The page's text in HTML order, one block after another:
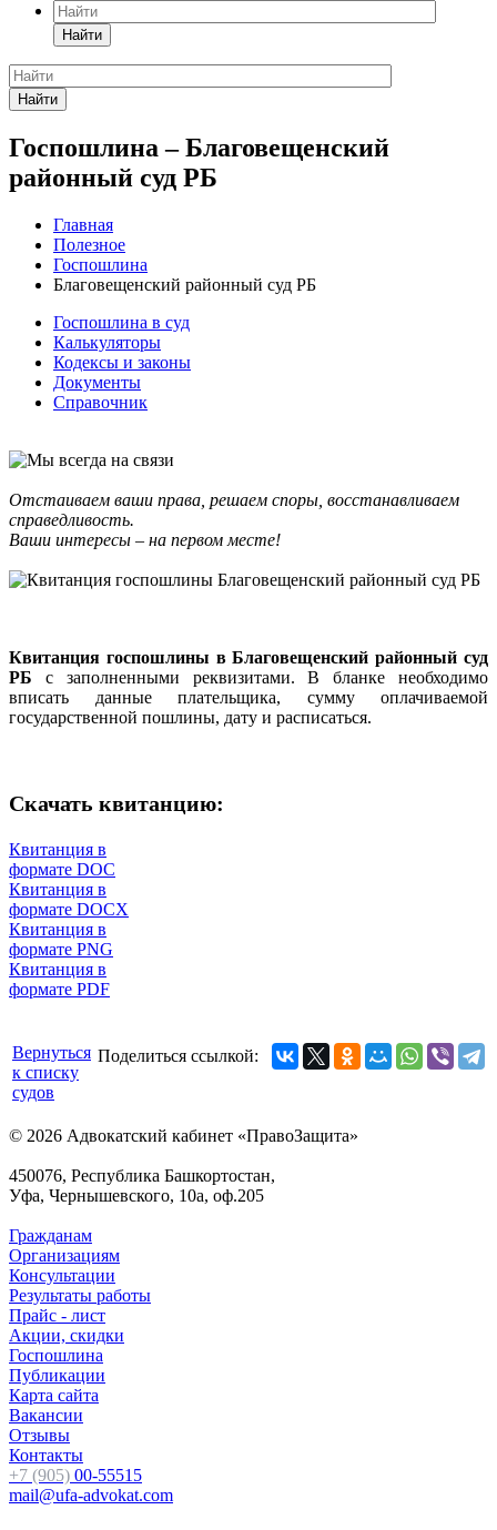
Найти
Найти
Госпошлина – Благовещенский
районный суд РБ
Главная
Полезное
Госпошлина
Благовещенский районный суд РБ
Госпошлина в суд
Калькуляторы
Кодексы и законы
Документы
Справочник
Отстаиваем ваши права, решаем споры, восстанавливаем
справедливость.
Ваши интересы – на первом месте!
Квитанция госпошлины в Благовещенский районный суд
РБ с заполненными реквизитами. В бланке необходимо
вписать данные плательщика, сумму оплачиваемой
государственной пошлины, дату и расписаться.
Скачать квитанцию:
Квитанция в
формате DOC
Квитанция в
формате DOCX
Квитанция в
формате PNG
Квитанция в
формате PDF
Поделиться ссылкой:
Вернуться
к списку
судов
© 2026 Адвокатский кабинет «ПравоЗащита»
450076, Республика Башкортостан,
Уфа, Чернышевского, 10а, оф.205
Гражданам
Организациям
Консультации
Результаты работы
Прайс - лист
Акции, скидки
Госпошлина
Публикации
Карта сайта
Вакансии
Отзывы
Контакты
+7 (905) 00-55515
mail@ufa-advokat.com